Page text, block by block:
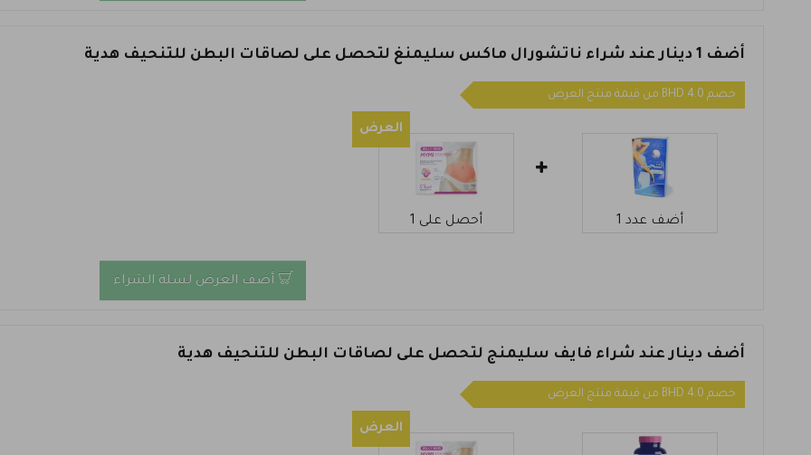
أضف 1 دينار عند شراء ناتشورال ماكس سليمنغ لتحصل على لصاقات البطن للتنحيف هدية
خصم 4.0 BHD من قيمة منتج العرض
أضف عدد 1 أحصل على 1
العرض
أضف العرض لسلة الشراء
أضف دينار عند شراء فايف سليمنج لتحصل على لصاقات البطن للتنحيف هدية
خصم 4.0 BHD من قيمة منتج العرض
العرض